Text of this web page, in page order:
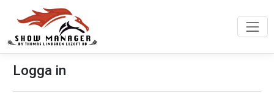
Logga in